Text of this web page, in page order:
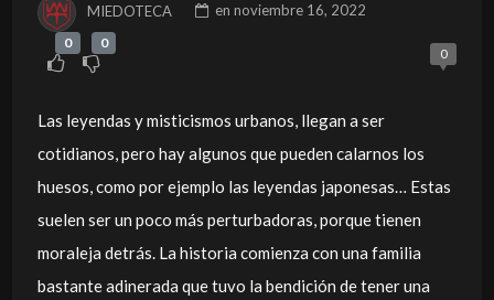
MIEDOTECA ennoviembre 16, 2022
0 0
0
Las leyendas y misticismos urbanos, llegan a ser
cotidianos, pero hay algunos que pueden calarnos los
huesos, como por ejemplo las leyendas japonesas… Estas
suelen ser un poco más perturbadoras, porque tienen
moraleja detrás. La historia comienza con una familia
bastante adinerada que tuvo la bendición de tener una